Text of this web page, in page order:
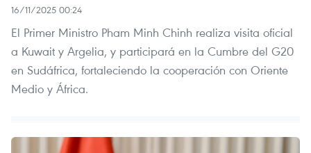
16/11/2025 00:24
El Primer Ministro Pham Minh Chinh realiza visita oficial
a Kuwait y Argelia, y participará en la Cumbre del G20
en Sudáfrica, fortaleciendo la cooperación con Oriente
Medio y África.